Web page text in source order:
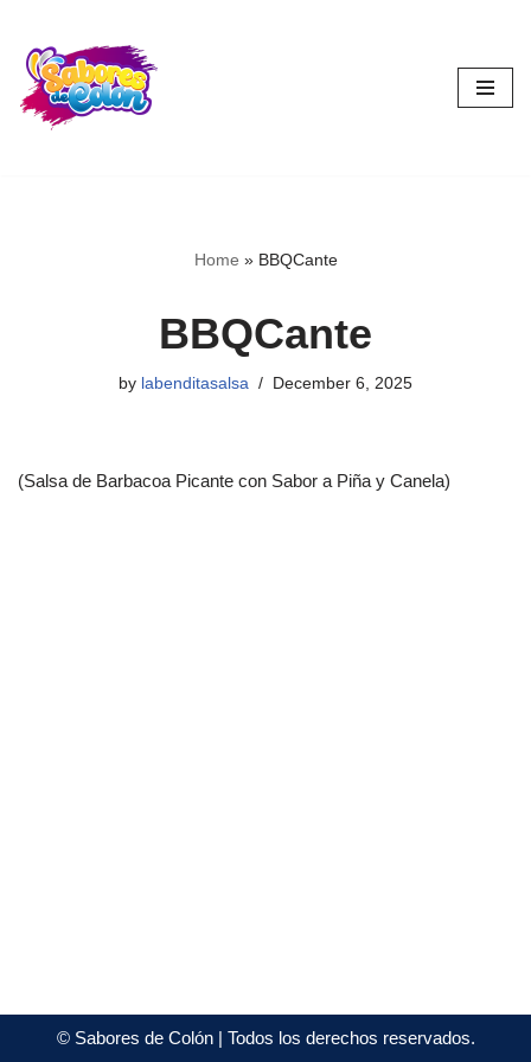
Skip
to
content
Home » BBQCante
BBQCante
by labenditasalsa December 6, 2025
(Salsa de Barbacoa Picante con Sabor a Piña y Canela)
©Sabores de Colón| Todos los derechos reservados.